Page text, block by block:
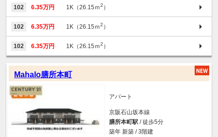
102 6.35万円 1K（26.15ｍ2 ）
102 6.35万円 1K（26.15ｍ2 ）
102 6.35万円 1K（26.15ｍ2 ）
Mahalo膳所本町
アパート
京阪石山坂本線
膳所本町駅 / 徒歩5分
築年 新築 / 3階建